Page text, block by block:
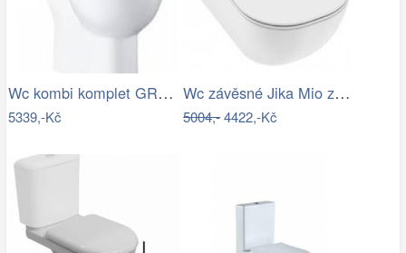
Wc kombi komplet GROHE Bau Ceramic…
5339,-Kč
Wc závěsné Jika Mio zadní odpad…
5004,-4422,-Kč